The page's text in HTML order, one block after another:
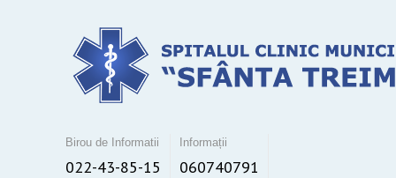
Birou de Informatii
022-43-85-15
Informații
060740791